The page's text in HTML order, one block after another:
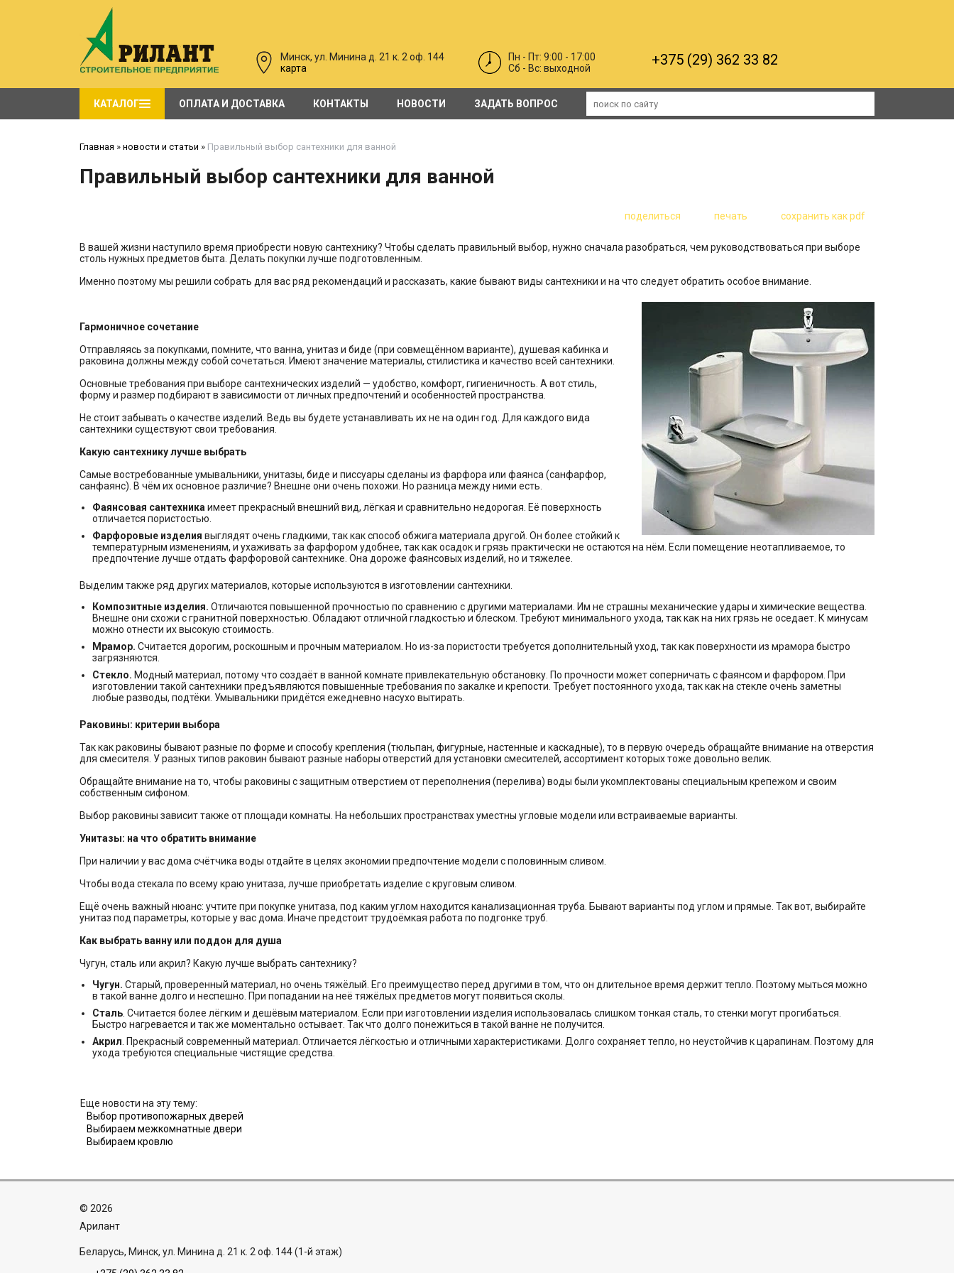
Минск, ул. Минина д. 21 к. 2 оф. 144
карта
Пн - Пт: 9:00 - 17:00
Cб - Вс: выходной
+375 (29) 362 33 82
КАТАЛОГ ОПЛАТА И ДОСТАВКА КОНТАКТЫ НОВОСТИ ЗАДАТЬ ВОПРОС
Главная » новости и статьи » Правильный выбор сантехники для ванной
Правильный выбор сантехники для ванной
поделиться печать сохранить как pdf
В вашей жизни наступило время приобрести новую сантехнику? Чтобы сделать правильный выбор, нужно сначала разобраться, чем руководствоваться при выборе
столь нужных предметов быта. Делать покупки лучше подготовленным.
Именно поэтому мы решили собрать для вас ряд рекомендаций и рассказать, какие бывают виды сантехники и на что следует обратить особое внимание.
Гармоничное сочетание
Отправляясь за покупками, помните, что ванна, унитаз и биде (при совмещённом варианте), душевая кабинка и
раковина должны между собой сочетаться. Имеют значение материалы, стилистика и качество всей сантехники.
Основные требования при выборе сантехнических изделий — удобство, комфорт, гигиеничность. А вот стиль,
форму и размер подбирают в зависимости от личных предпочтений и особенностей пространства.
Не стоит забывать о качестве изделий. Ведь вы будете устанавливать их не на один год. Для каждого вида
сантехники существуют свои требования.
Какую сантехнику лучше выбрать
Самые востребованные умывальники, унитазы, биде и писсуары сделаны из фарфора или фаянса (санфарфор,
санфаянс). В чём их основное различие? Внешне они очень похожи. Но разница между ними есть.
Фаянсовая сантехника имеет прекрасный внешний вид, лёгкая и сравнительно недорогая. Её поверхность
отличается пористостью.
Фарфоровые изделия выглядят очень гладкими, так как способ обжига материала другой. Он более стойкий к
температурным изменениям, и ухаживать за фарфором удобнее, так как осадок и грязь практически не остаются на нём. Если помещение неотапливаемое, то
предпочтение лучше отдать фарфоровой сантехнике. Она дороже фаянсовых изделий, но и тяжелее.
Выделим также ряд других материалов, которые используются в изготовлении сантехники.
Композитные изделия. Отличаются повышенной прочностью по сравнению с другими материалами. Им не страшны механические удары и химические вещества.
Внешне они схожи с гранитной поверхностью. Обладают отличной гладкостью и блеском. Требуют минимального ухода, так как на них грязь не оседает. К минусам
можно отнести их высокую стоимость.
Мрамор. Считается дорогим, роскошным и прочным материалом. Но из-за пористости требуется дополнительный уход, так как поверхности из мрамора быстро
загрязняются.
Стекло. Модный материал, потому что создаёт в ванной комнате привлекательную обстановку. По прочности может соперничать с фаянсом и фарфором. При
изготовлении такой сантехники предъявляются повышенные требования по закалке и крепости. Требует постоянного ухода, так как на стекле очень заметны
любые разводы, подтёки. Умывальники придётся ежедневно насухо вытирать.
Раковины: критерии выбора
Так как раковины бывают разные по форме и способу крепления (тюльпан, фигурные, настенные и каскадные), то в первую очередь обращайте внимание на отверстия
для смесителя. У разных типов раковин бывают разные наборы отверстий для установки смесителей, ассортимент которых тоже довольно велик.
Обращайте внимание на то, чтобы раковины с защитным отверстием от переполнения (перелива) воды были укомплектованы специальным крепежом и своим
собственным сифоном.
Выбор раковины зависит также от площади комнаты. На небольших пространствах уместны угловые модели или встраиваемые варианты.
Унитазы: на что обратить внимание
При наличии у вас дома счётчика воды отдайте в целях экономии предпочтение модели с половинным сливом.
Чтобы вода стекала по всему краю унитаза, лучше приобретать изделие с круговым сливом.
Ещё очень важный нюанс: учтите при покупке унитаза, под каким углом находится канализационная труба. Бывают варианты под углом и прямые. Так вот, выбирайте
унитаз под параметры, которые у вас дома. Иначе предстоит трудоёмкая работа по подгонке труб.
Как выбрать ванну или поддон для душа
Чугун, сталь или акрил? Какую лучше выбрать сантехнику?
Чугун. Старый, проверенный материал, но очень тяжёлый. Его преимущество перед другими в том, что он длительное время держит тепло. Поэтому мыться можно
в такой ванне долго и неспешно. При попадании на неё тяжёлых предметов могут появиться сколы.
Сталь . Считается более лёгким и дешёвым материалом. Если при изготовлении изделия использовалась слишком тонкая сталь, то стенки могут прогибаться.
Быстро нагревается и так же моментально остывает. Так что долго понежиться в такой ванне не получится.
Акрил . Прекрасный современный материал. Отличается лёгкостью и отличными характеристиками. Долго сохраняет тепло, но неустойчив к царапинам. Поэтому для
ухода требуются специальные чистящие средства.
Еще новости на эту тему:
Выбор противопожарных дверей
Выбираем межкомнатные двери
Выбираем кровлю
© 2026
Aрилант
Беларусь, Минск, ул. Минина д. 21 к. 2 оф. 144 (1-й этаж)